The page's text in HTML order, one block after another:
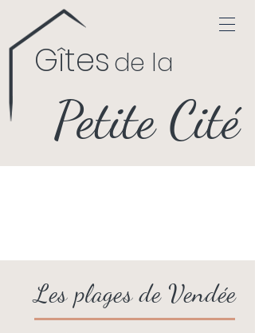
Gîtesde la
Petite Cité
Les plages de Vendée